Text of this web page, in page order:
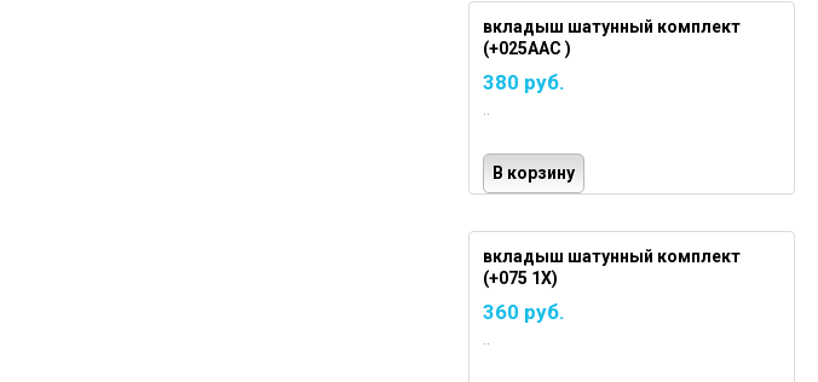
вкладыш шатунный комплект
(+025AAC )
380 руб.
..
В корзину
вкладыш шатунный комплект
(+075 1X)
360 руб.
..